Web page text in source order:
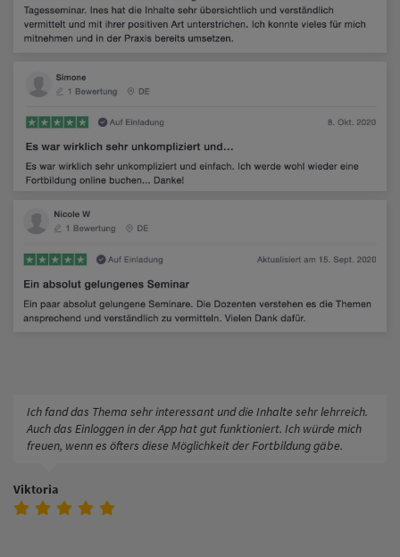
Ich fand das Thema sehr interessant und die Inhalte sehr lehrreich.
Auch das Einloggen in der App hat gut funktioniert. Ich würde mich
freuen, wenn es öfters diese Möglichkeit der Fortbildung gäbe.
Viktoria